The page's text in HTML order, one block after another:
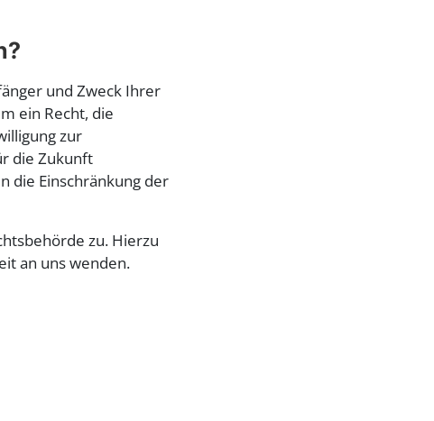
und Zweck Ihrer
ein Recht, die
zur
die Zukunft
die Einschränkung der
zu. Hierzu
an uns wenden.